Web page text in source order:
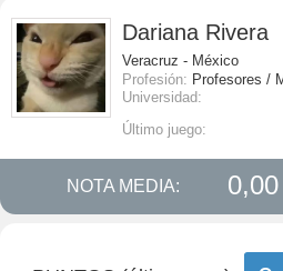
Dariana Rivera
Veracruz - México
Profesión: Profesores /
Universidad:
Último juego:
NOTA MEDIA: 0,00